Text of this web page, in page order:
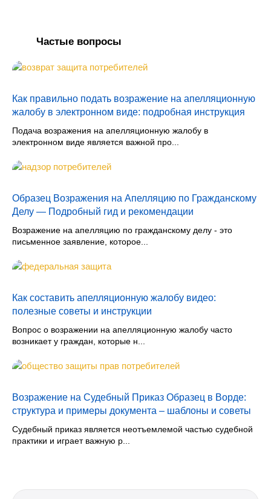
Частые вопросы
Как правильно подать возражение на апелляционную
жалобу в электронном виде: подробная инструкция
Подача возражения на апелляционную жалобу в
электронном виде является важной про...
Образец Возражения на Апелляцию по Гражданскому
Делу — Подробный гид и рекомендации
Возражение на апелляцию по гражданскому делу - это
письменное заявление, которое...
Как составить апелляционную жалобу видео:
полезные советы и инструкции
Вопрос о возражении на апелляционную жалобу часто
возникает у граждан, которые н...
Возражение на Судебный Приказ Образец в Ворде:
структура и примеры документа – шаблоны и советы
Судебный приказ является неотъемлемой частью судебной
практики и играет важную р...